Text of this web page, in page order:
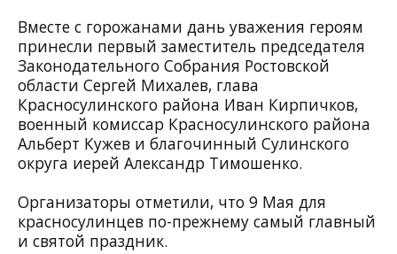
Вместе с горожанами дань уважения героям
принесли первый заместитель председателя
Законодательного Собрания Ростовской
области Сергей Михалев, глава
Красносулинского района Иван Кирпичков,
военный комиссар Красносулинского района
Альберт Кужев и благочинный Сулинского
округа иерей Александр Тимошенко.
Организаторы отметили, что 9 Мая для
красносулинцев по-прежнему самый главный
и святой праздник.